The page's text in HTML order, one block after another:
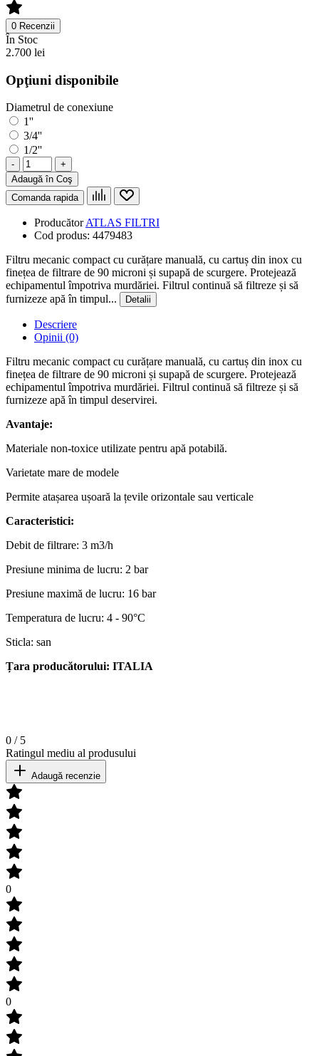
0 Recenzii
În Stoc
2.700 lei
Opţiuni disponibile
Diametrul de conexiune
1''
3/4''
1/2''
-
+
Adaugă în Coş
Comanda rapida
ProducătorATLAS FILTRI
Cod produs: 4479483
Filtru mecanic compact cu curățare manuală, cu cartuș din inox cu
finețea de filtrare de 90 microni și supapă de scurgere. Protejează
echipamentul împotriva murdăriei. Filtrul continuă să filtreze și să
furnizeze apă în timpul...
Detalii
Descriere
Opinii (0)
Filtru mecanic compact cu curățare manuală, cu cartuș din inox cu
finețea de filtrare de 90 microni și supapă de scurgere. Protejează
echipamentul împotriva murdăriei. Filtrul continuă să filtreze și să
furnizeze apă în timpul deservirei.
Avantaje:
Materiale non-toxice utilizate pentru apă potabilă.
Varietate mare de modele
Permite atașarea ușoară la țevile orizontale sau verticale
Caracteristici:
Debit de filtrare: 3 m3/h
Presiune minima de lucru: 2 bar
Presiune maximă de lucru: 16 bar
Temperatura de lucru: 4 - 90°C
Sticla: san
Țara producătorului: ITALIA
0 / 5
Ratingul mediu al produsului
Adaugă recenzie
0
0